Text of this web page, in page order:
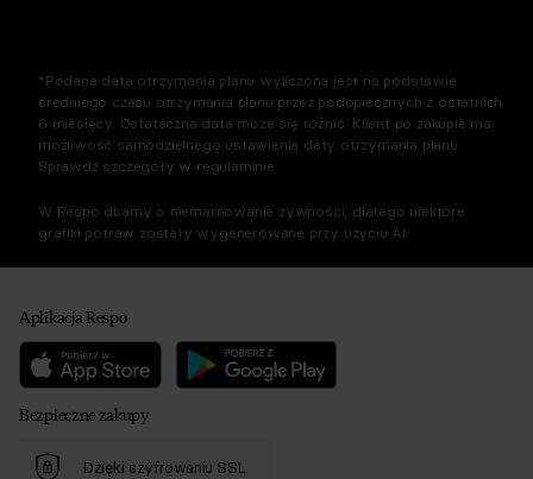
*Podana data otrzymania planu wyliczona jest na podstawie
średniego czasu otrzymania planu przez podopiecznych z ostatnich
6 miesięcy. Ostateczna data może się różnić. Klient po zakupie ma
możliwość samodzielnego ustawienia daty otrzymania planu.
Sprawdź szczegóły w regulaminie.
W Respo dbamy o niemarnowanie żywności, dlatego niektóre
grafiki potraw zostały wygenerowane przy użyciu AI.
Aplikacja Respo
Bezpieczne zakupy
Dzięki szyfrowaniu SSL